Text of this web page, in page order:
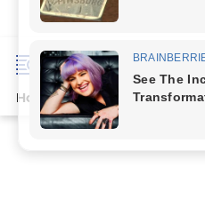
Home Terpopuler